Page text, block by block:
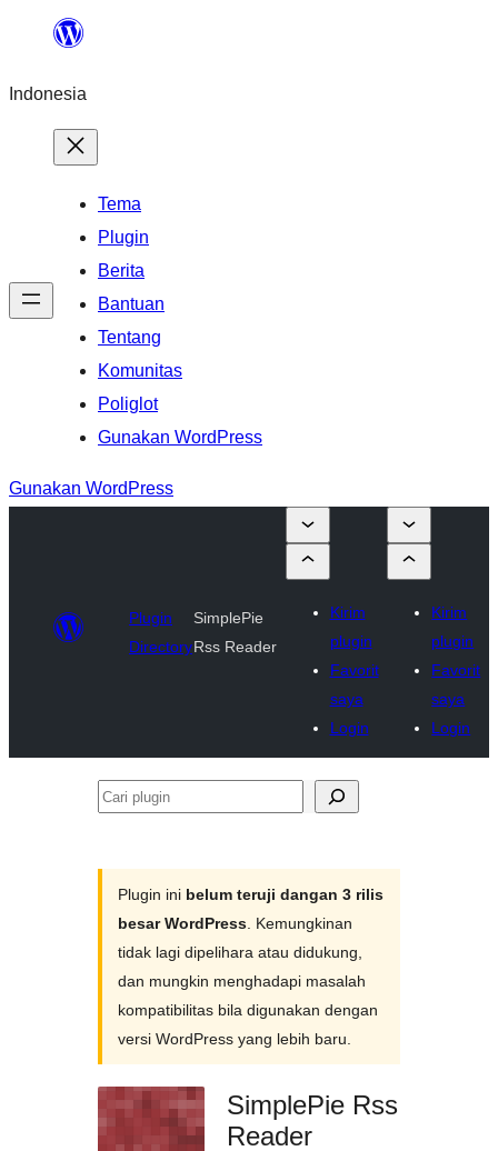
Lewati
konten
Indonesia
Tema
Plugin
Berita
Bantuan
Tentang
Komunitas
Poliglot
Gunakan WordPress
Gunakan WordPress
Plugin
Directory
SimplePie
Rss Reader
Kirim
plugin
Favorit
saya
Login
Kirim
plugin
Favorit
saya
Login
Cari
Plugin ini belum teruji dangan 3 rilis
besar WordPress . Kemungkinan
tidak lagi dipelihara atau didukung,
dan mungkin menghadapi masalah
kompatibilitas bila digunakan dengan
versi WordPress yang lebih baru.
SimplePie Rss
Reader